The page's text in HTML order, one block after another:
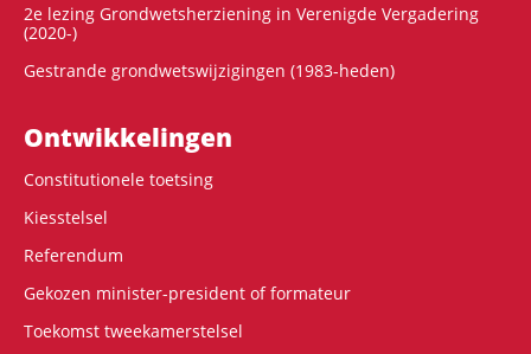
2e lezing Grondwetsherziening in Verenigde Vergadering
(2020-)
Gestrande grondwetswijzigingen (1983-heden)
Ontwikke­lingen
Constitutionele toetsing
Kiesstelsel
Referendum
Gekozen minister-president of formateur
Toekomst tweekamerstelsel